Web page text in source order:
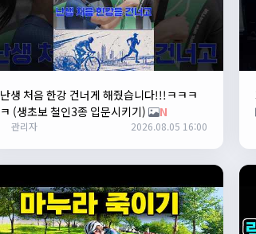
난생 처음 한강 건너게 해줬습니다!!!ㅋㅋㅋ
ㅋ (생초보 철인3종 입문시키기)
N
관리자 2026.08.05 16:00